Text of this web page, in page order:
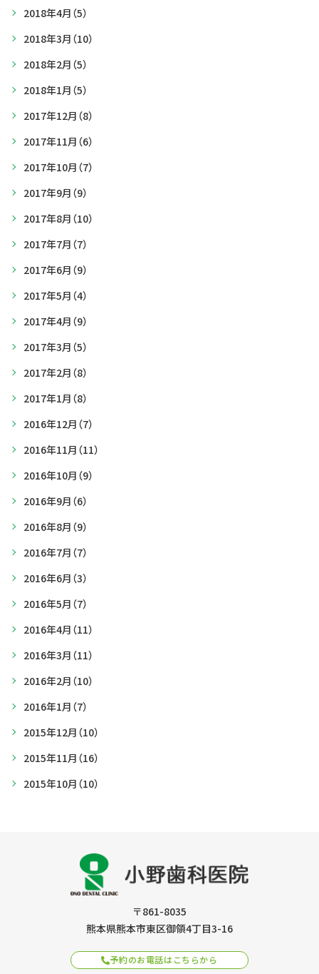
2018年4月 （5）
2018年3月 （10）
2018年2月 （5）
2018年1月 （5）
2017年12月 （8）
2017年11月 （6）
2017年10月 （7）
2017年9月 （9）
2017年8月 （10）
2017年7月 （7）
2017年6月 （9）
2017年5月 （4）
2017年4月 （9）
2017年3月 （5）
2017年2月 （8）
2017年1月 （8）
2016年12月 （7）
2016年11月 （11）
2016年10月 （9）
2016年9月 （6）
2016年8月 （9）
2016年7月 （7）
2016年6月 （3）
2016年5月 （7）
2016年4月 （11）
2016年3月 （11）
2016年2月 （10）
2016年1月 （7）
2015年12月 （10）
2015年11月 （16）
2015年10月 （10）
〒861-8035
熊本県熊本市東区御領4丁目3-16
予約のお電話はこちらから